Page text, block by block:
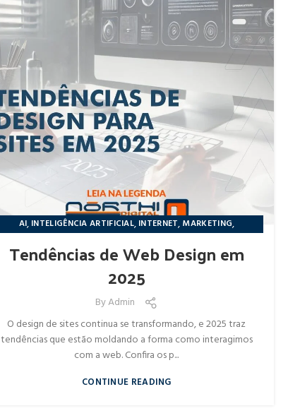
AI, INTELIGÊNCIA ARTIFICIAL, INTERNET, MARKETING,
Tendências de Web Design em
2025
ByAdmin
O design de sites continua se transformando, e 2025 traz
tendências que estão moldando a forma como interagimos
com a web. Confira os p...
CONTINUE READING